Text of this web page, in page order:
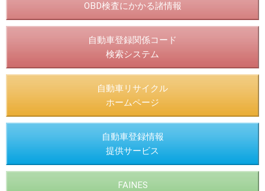
OBD検査にかかる諸情報
自動車登録関係コード
検索システム
自動車リサイクル
ホームページ
自動車登録情報
提供サービス
FAINES